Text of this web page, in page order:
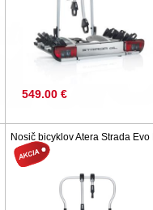
549.00 €
Nosič bicyklov Atera Strada Evo